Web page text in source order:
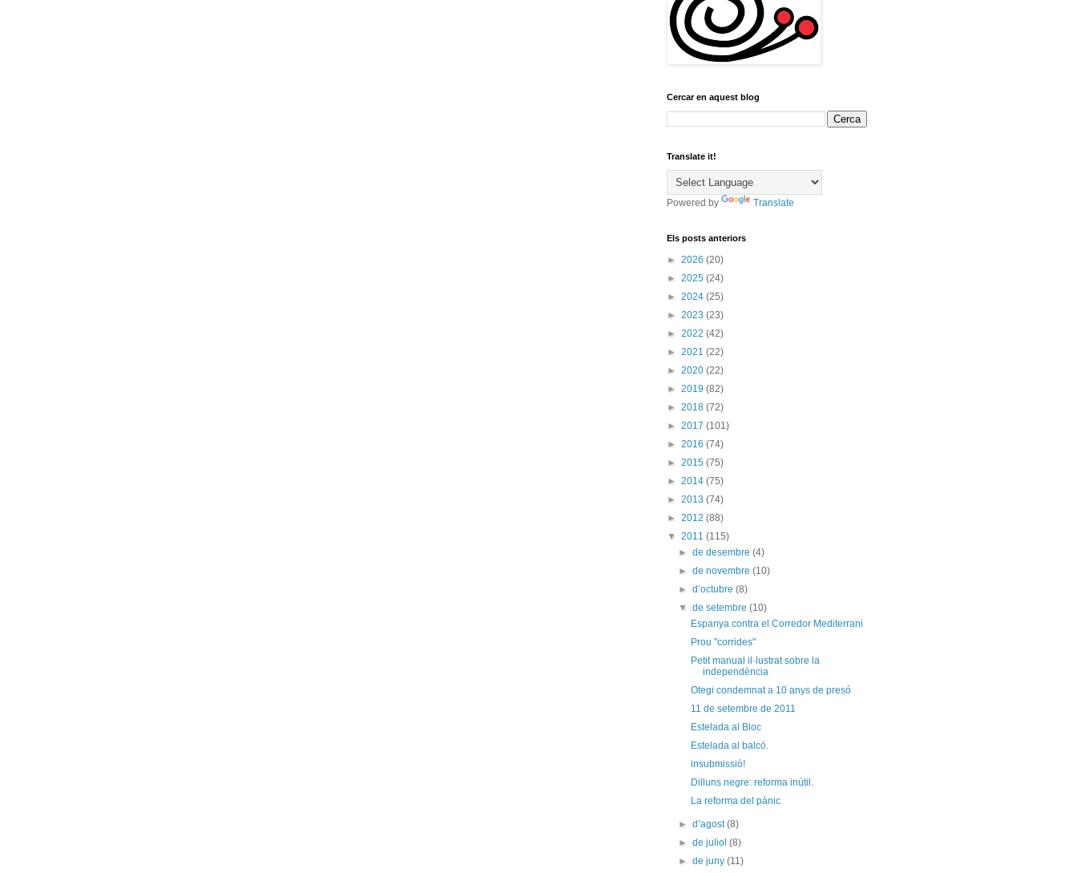
Cercar en aquest blog
Translate it!
Powered by Translate
Els posts anteriors
► 2026 (20)
► 2025 (24)
► 2024 (25)
► 2023 (23)
► 2022 (42)
► 2021 (22)
► 2020 (22)
► 2019 (82)
► 2018 (72)
► 2017 (101)
► 2016 (74)
► 2015 (75)
► 2014 (75)
► 2013 (74)
► 2012 (88)
▼ 2011 (115)
►de desembre(4)
►de novembre(10)
►d’octubre(8)
▼de setembre(10)
Espanya contra el Corredor Mediterrani
Prou "corrides"
Petit manual il·lustrat sobre la
independència
Otegi condemnat a 10 anys de presó
11 de setembre de 2011
Estelada al Bloc
Estelada al balcó.
insubmissió!
Dilluns negre: reforma inútil.
La reforma del pànic
►d’agost(8)
►de juliol(8)
►de juny(11)